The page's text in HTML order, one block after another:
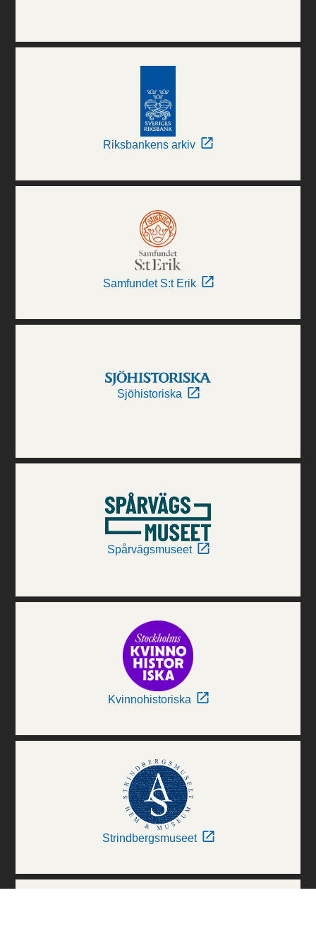
Riksbankens arkiv
Samfundet S:t Erik
Sjöhistoriska
Spårvägsmuseet
Kvinnohistoriska
Strindbergsmuseet